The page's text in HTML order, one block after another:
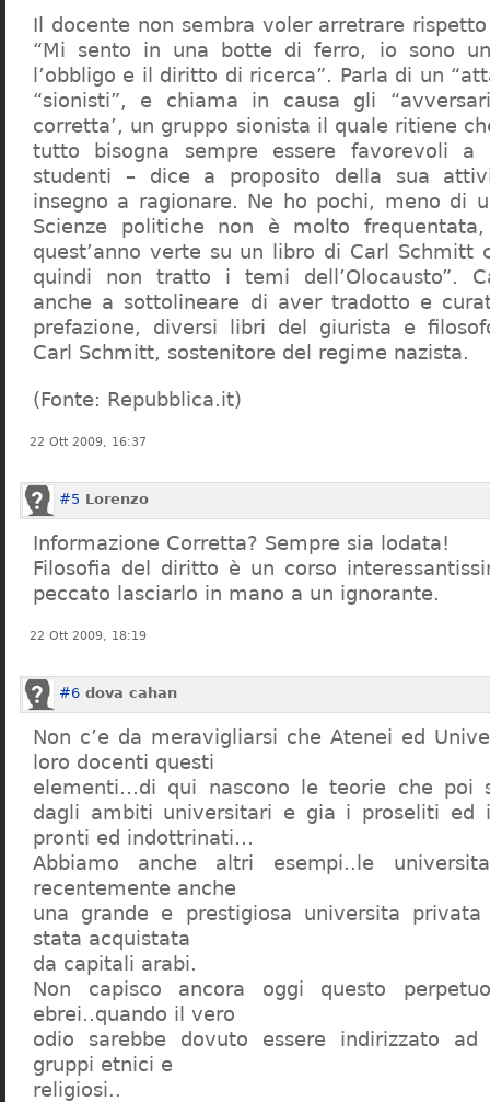
Il docente non sembra voler arretrare
“Mi sento in una botte di ferro, io sono
l’obbligo e il diritto di ricerca”. Parla di un
“sionisti”, e chiama in causa gli
corretta’, un gruppo sionista il quale ritiene
tutto bisogna sempre essere favorevoli a
studenti – dice a proposito della sua
insegno a ragionare. Ne ho pochi, meno di
Scienze politiche non è molto
quest’anno verte su un libro di Carl Schmitt
quindi non tratto i temi dell’Olocausto”.
anche a sottolineare di aver tradotto e
prefazione, diversi libri del giurista e
Carl Schmitt, sostenitore del regime nazista.
(Fonte: Repubblica.it)
22 Ott 2009, 16:37
#5 Lorenzo
Informazione Corretta? Sempre sia lodata!
Filosofia del diritto è un corso
peccato lasciarlo in mano a un ignorante.
22 Ott 2009, 18:19
#6 dova cahan
Non c’e da meravigliarsi che Atenei ed
loro docenti questi
elementi…di qui nascono le teorie che poi
dagli ambiti universitari e gia i proseliti ed
pronti ed indottrinati…
Abbiamo anche altri esempi..le
recentemente anche
una grande e prestigiosa universita
stata acquistata
da capitali arabi.
Non capisco ancora oggi questo
ebrei..quando il vero
odio sarebbe dovuto essere indirizzato
gruppi etnici e
religiosi..